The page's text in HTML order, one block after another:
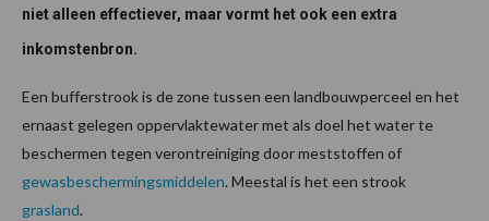
niet alleen effectiever, maar vormt het ook een extra
inkomstenbron.
Een bufferstrook is de zone tussen een landbouwperceel en het
ernaast gelegen oppervlaktewater met als doel het water te
beschermen tegen verontreiniging door meststoffen of
gewasbeschermingsmiddelen. Meestal is het een strook
grasland.